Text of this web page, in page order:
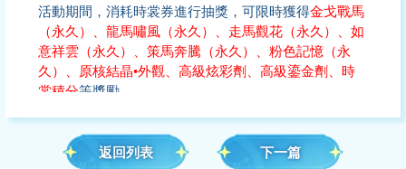
活動期間，消耗時裳券進行抽獎，可限時獲得金戈戰馬
（永久）、 龍馬嘯風（永久）、 走馬觀花（永久）、 如
意祥雲（永久）、 策馬奔騰 （永久）、 粉色記憶（永
久）
、原核結晶•外觀、 高級炫彩劑、高級鎏金劑、時
裳積分等獎勵
返回列表 下一篇